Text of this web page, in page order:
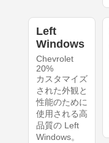
Left
Windows
Chevrolet
20%
カスタマイズ
された外観と
性能のために
使用される高
品質の Left
Windows。